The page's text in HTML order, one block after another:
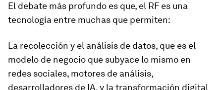
El debate más profundo es que, el RF es una
tecnología entre muchas que permiten:
La recolección y el análisis de datos, que es el
modelo de negocio que subyace lo mismo en
redes sociales, motores de análisis,
desarrolladores de IA, y la transformación digital